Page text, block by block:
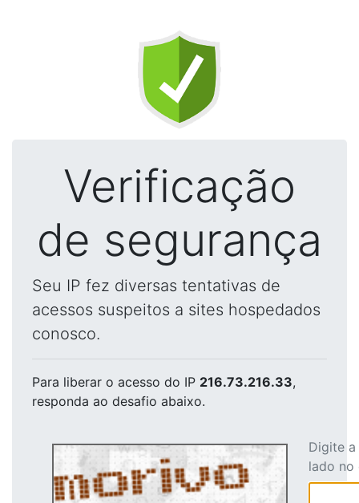
Verificação
de segurança
Seu IP fez diversas tentativas de
acessos suspeitos a sites hospedados
conosco.
Para liberar o acesso do IP 216.73.216.33,
responda ao desafio abaixo.
Digite
lado no